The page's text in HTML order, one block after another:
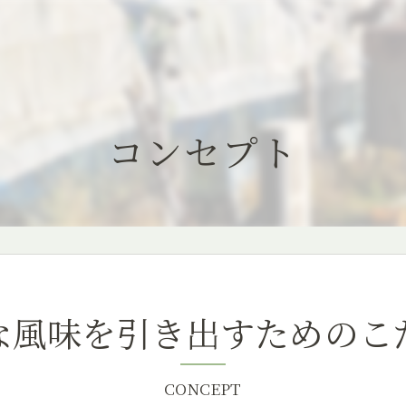
コンセプト
風味を引き出すためのこ
CONCEPT